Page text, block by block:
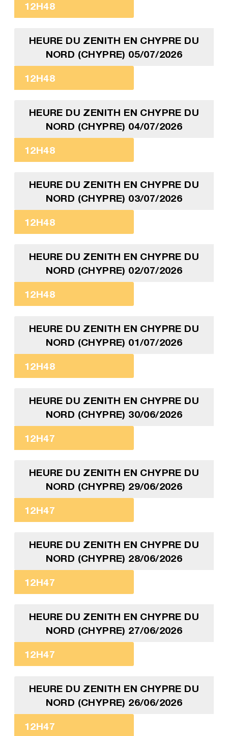
12H48
HEURE DU ZENITH EN CHYPRE DU
NORD (CHYPRE) 05/07/2026
12H48
HEURE DU ZENITH EN CHYPRE DU
NORD (CHYPRE) 04/07/2026
12H48
HEURE DU ZENITH EN CHYPRE DU
NORD (CHYPRE) 03/07/2026
12H48
HEURE DU ZENITH EN CHYPRE DU
NORD (CHYPRE) 02/07/2026
12H48
HEURE DU ZENITH EN CHYPRE DU
NORD (CHYPRE) 01/07/2026
12H48
HEURE DU ZENITH EN CHYPRE DU
NORD (CHYPRE) 30/06/2026
12H47
HEURE DU ZENITH EN CHYPRE DU
NORD (CHYPRE) 29/06/2026
12H47
HEURE DU ZENITH EN CHYPRE DU
NORD (CHYPRE) 28/06/2026
12H47
HEURE DU ZENITH EN CHYPRE DU
NORD (CHYPRE) 27/06/2026
12H47
HEURE DU ZENITH EN CHYPRE DU
NORD (CHYPRE) 26/06/2026
12H47